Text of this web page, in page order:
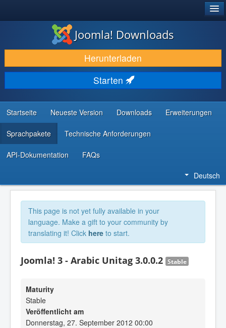
DOWNLOAD & ERWEITERN
ENTDECKEN & LERNEN
COMMUNITY & SUPPORT
RESSOURCEN FÜR ENTWICKLER
Joomla! Downloads
Herunterladen
Starten
Startseite Neueste Version Downloads Erweiterungen
Sprachpakete Technische Anforderungen
API-Dokumentation FAQs
Deutsch
This page is not yet fully available in your
language. Make a gift to your community by
translating it! Click here to start.
Joomla! 3 - Arabic Unitag 3.0.0.2 Stable
Maturity
Stable
Veröffentlicht am
Donnerstag, 27. September 2012 00:00